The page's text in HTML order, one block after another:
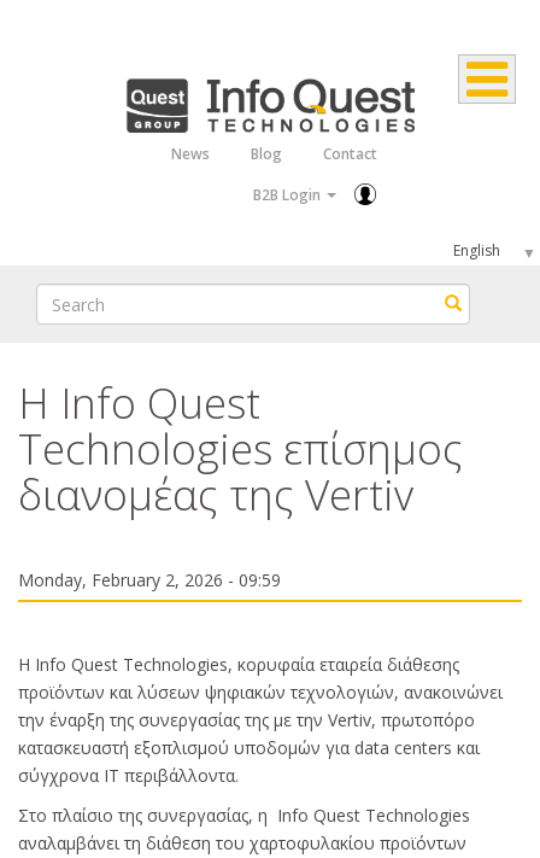
News Blog
Contact
B2B Login
Select
your
language
Search Search
Η Info Quest
Technologies επίσημος
διανομέας της Vertiv
Monday, February 2, 2026 - 09:59
Η Info Quest Technologies, κορυφαία εταιρεία διάθεσης
προϊόντων και λύσεων ψηφιακών τεχνολογιών, ανακοινώνει
την έναρξη της συνεργασίας της με την Vertiv, πρωτοπόρο
κατασκευαστή εξοπλισμού υποδομών για data centers και
σύγχρονα IT περιβάλλοντα.
Στο πλαίσιο της συνεργασίας, η Info Quest Technologies
αναλαμβάνει τη διάθεση του χαρτοφυλακίου προϊόντων